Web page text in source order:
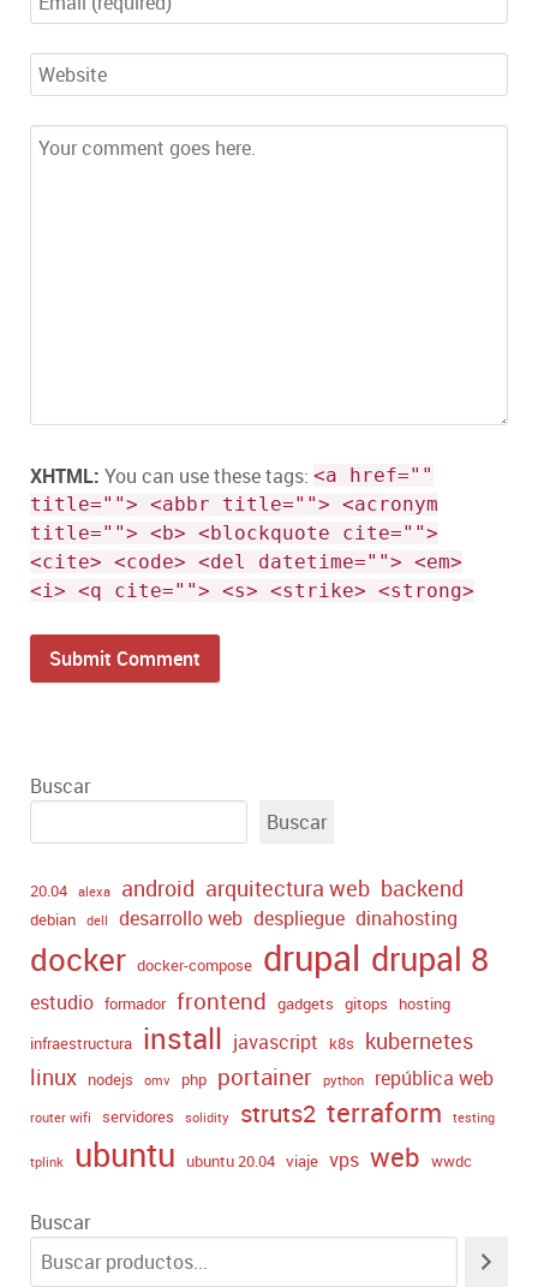
XHTML: You can use these tags: <a href=""
title=""> <abbr title=""> <acronym
title=""> <b> <blockquote cite="">
<cite> <code> <del datetime=""> <em>
<i> <q cite=""> <s> <strike> <strong>
Buscar
Buscar
20.04 alexa android arquitectura web backend
debian dell desarrollo web despliegue dinahosting
docker docker-compose drupal drupal 8
estudio formador frontend gadgets gitops
hosting
infraestructura install javascript k8s
kubernetes
linux nodejs omv php portainer python república web
router wifi servidores solidity struts2 terraform testing
tplink ubuntu ubuntu 20.04 viaje vps web wwdc
Buscar